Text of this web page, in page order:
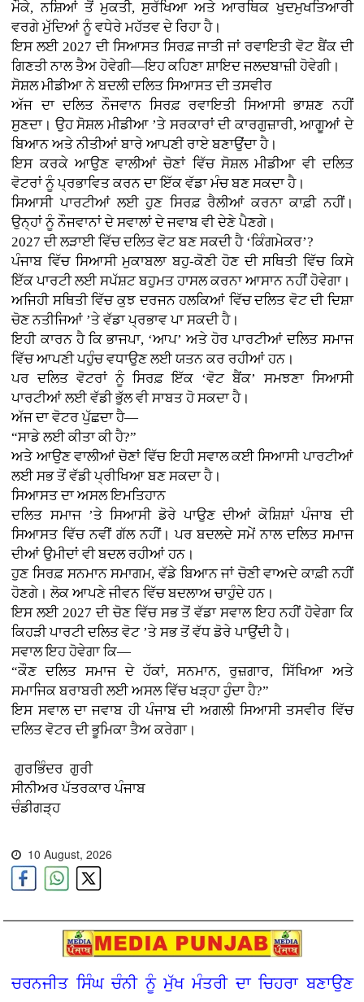
ਮੌਕੇ, ਨਸ਼ਿਆਂ ਤੋਂ ਮੁਕਤੀ, ਸੁਰੱਖਿਆ ਅਤੇ ਆਰਥਿਕ ਖੁਦਮੁਖਤਿਆਰੀ
ਵਰਗੇ ਮੁੱਦਿਆਂ ਨੂੰ ਵਧੇਰੇ ਮਹੱਤਵ ਦੇ ਰਿਹਾ ਹੈ।
ਇਸ ਲਈ 2027 ਦੀ ਸਿਆਸਤ ਸਿਰਫ਼ ਜਾਤੀ ਜਾਂ ਰਵਾਇਤੀ ਵੋਟ ਬੈਂਕ ਦੀ
ਗਿਣਤੀ ਨਾਲ ਤੈਅ ਹੋਵੇਗੀ—ਇਹ ਕਹਿਣਾ ਸ਼ਾਇਦ ਜਲਦਬਾਜ਼ੀ ਹੋਵੇਗੀ।
ਸੋਸ਼ਲ ਮੀਡੀਆ ਨੇ ਬਦਲੀ ਦਲਿਤ ਸਿਆਸਤ ਦੀ ਤਸਵੀਰ
ਅੱਜ ਦਾ ਦਲਿਤ ਨੌਜਵਾਨ ਸਿਰਫ਼ ਰਵਾਇਤੀ ਸਿਆਸੀ ਭਾਸ਼ਣ ਨਹੀਂ
ਸੁਣਦਾ। ਉਹ ਸੋਸ਼ਲ ਮੀਡੀਆ ’ਤੇ ਸਰਕਾਰਾਂ ਦੀ ਕਾਰਗੁਜ਼ਾਰੀ, ਆਗੂਆਂ ਦੇ
ਬਿਆਨ ਅਤੇ ਨੀਤੀਆਂ ਬਾਰੇ ਆਪਣੀ ਰਾਏ ਬਣਾਉਂਦਾ ਹੈ।
ਇਸ ਕਰਕੇ ਆਉਣ ਵਾਲੀਆਂ ਚੋਣਾਂ ਵਿੱਚ ਸੋਸ਼ਲ ਮੀਡੀਆ ਵੀ ਦਲਿਤ
ਵੋਟਰਾਂ ਨੂੰ ਪ੍ਰਭਾਵਿਤ ਕਰਨ ਦਾ ਇੱਕ ਵੱਡਾ ਮੰਚ ਬਣ ਸਕਦਾ ਹੈ।
ਸਿਆਸੀ ਪਾਰਟੀਆਂ ਲਈ ਹੁਣ ਸਿਰਫ਼ ਰੈਲੀਆਂ ਕਰਨਾ ਕਾਫ਼ੀ ਨਹੀਂ।
ਉਨ੍ਹਾਂ ਨੂੰ ਨੌਜਵਾਨਾਂ ਦੇ ਸਵਾਲਾਂ ਦੇ ਜਵਾਬ ਵੀ ਦੇਣੇ ਪੈਣਗੇ।
2027 ਦੀ ਲੜਾਈ ਵਿੱਚ ਦਲਿਤ ਵੋਟ ਬਣ ਸਕਦੀ ਹੈ ‘ਕਿੰਗਮੇਕਰ’?
ਪੰਜਾਬ ਵਿੱਚ ਸਿਆਸੀ ਮੁਕਾਬਲਾ ਬਹੁ-ਕੋਣੀ ਹੋਣ ਦੀ ਸਥਿਤੀ ਵਿੱਚ ਕਿਸੇ
ਇੱਕ ਪਾਰਟੀ ਲਈ ਸਪੱਸ਼ਟ ਬਹੁਮਤ ਹਾਸਲ ਕਰਨਾ ਆਸਾਨ ਨਹੀਂ ਹੋਵੇਗਾ।
ਅਜਿਹੀ ਸਥਿਤੀ ਵਿੱਚ ਕੁਝ ਦਰਜਨ ਹਲਕਿਆਂ ਵਿੱਚ ਦਲਿਤ ਵੋਟ ਦੀ ਦਿਸ਼ਾ
ਚੋਣ ਨਤੀਜਿਆਂ ’ਤੇ ਵੱਡਾ ਪ੍ਰਭਾਵ ਪਾ ਸਕਦੀ ਹੈ।
ਇਹੀ ਕਾਰਨ ਹੈ ਕਿ ਭਾਜਪਾ, ‘ਆਪ’ ਅਤੇ ਹੋਰ ਪਾਰਟੀਆਂ ਦਲਿਤ ਸਮਾਜ
ਵਿੱਚ ਆਪਣੀ ਪਹੁੰਚ ਵਧਾਉਣ ਲਈ ਯਤਨ ਕਰ ਰਹੀਆਂ ਹਨ।
ਪਰ ਦਲਿਤ ਵੋਟਰਾਂ ਨੂੰ ਸਿਰਫ਼ ਇੱਕ ‘ਵੋਟ ਬੈਂਕ’ ਸਮਝਣਾ ਸਿਆਸੀ
ਪਾਰਟੀਆਂ ਲਈ ਵੱਡੀ ਭੁੱਲ ਵੀ ਸਾਬਤ ਹੋ ਸਕਦਾ ਹੈ।
ਅੱਜ ਦਾ ਵੋਟਰ ਪੁੱਛਦਾ ਹੈ—
“ਸਾਡੇ ਲਈ ਕੀਤਾ ਕੀ ਹੈ?”
ਅਤੇ ਆਉਣ ਵਾਲੀਆਂ ਚੋਣਾਂ ਵਿੱਚ ਇਹੀ ਸਵਾਲ ਕਈ ਸਿਆਸੀ ਪਾਰਟੀਆਂ
ਲਈ ਸਭ ਤੋਂ ਵੱਡੀ ਪ੍ਰੀਖਿਆ ਬਣ ਸਕਦਾ ਹੈ।
ਸਿਆਸਤ ਦਾ ਅਸਲ ਇਮਤਿਹਾਨ
ਦਲਿਤ ਸਮਾਜ ’ਤੇ ਸਿਆਸੀ ਡੋਰੇ ਪਾਉਣ ਦੀਆਂ ਕੋਸ਼ਿਸ਼ਾਂ ਪੰਜਾਬ ਦੀ
ਸਿਆਸਤ ਵਿੱਚ ਨਵੀਂ ਗੱਲ ਨਹੀਂ। ਪਰ ਬਦਲਦੇ ਸਮੇਂ ਨਾਲ ਦਲਿਤ ਸਮਾਜ
ਦੀਆਂ ਉਮੀਦਾਂ ਵੀ ਬਦਲ ਰਹੀਆਂ ਹਨ।
ਹੁਣ ਸਿਰਫ਼ ਸਨਮਾਨ ਸਮਾਗਮ, ਵੱਡੇ ਬਿਆਨ ਜਾਂ ਚੋਣੀ ਵਾਅਦੇ ਕਾਫ਼ੀ ਨਹੀਂ
ਹੋਣਗੇ। ਲੋਕ ਆਪਣੇ ਜੀਵਨ ਵਿੱਚ ਬਦਲਾਅ ਚਾਹੁੰਦੇ ਹਨ।
ਇਸ ਲਈ 2027 ਦੀ ਚੋਣ ਵਿੱਚ ਸਭ ਤੋਂ ਵੱਡਾ ਸਵਾਲ ਇਹ ਨਹੀਂ ਹੋਵੇਗਾ ਕਿ
ਕਿਹੜੀ ਪਾਰਟੀ ਦਲਿਤ ਵੋਟ ’ਤੇ ਸਭ ਤੋਂ ਵੱਧ ਡੋਰੇ ਪਾਉਂਦੀ ਹੈ।
ਸਵਾਲ ਇਹ ਹੋਵੇਗਾ ਕਿ—
“ਕੌਣ ਦਲਿਤ ਸਮਾਜ ਦੇ ਹੱਕਾਂ, ਸਨਮਾਨ, ਰੁਜ਼ਗਾਰ, ਸਿੱਖਿਆ ਅਤੇ
ਸਮਾਜਿਕ ਬਰਾਬਰੀ ਲਈ ਅਸਲ ਵਿੱਚ ਖੜ੍ਹਾ ਹੁੰਦਾ ਹੈ?”
ਇਸ ਸਵਾਲ ਦਾ ਜਵਾਬ ਹੀ ਪੰਜਾਬ ਦੀ ਅਗਲੀ ਸਿਆਸੀ ਤਸਵੀਰ ਵਿੱਚ
ਦਲਿਤ ਵੋਟਰ ਦੀ ਭੂਮਿਕਾ ਤੈਅ ਕਰੇਗਾ।
ਗੁਰਭਿੰਦਰ ਗੁਰੀ
ਸੀਨੀਅਰ ਪੱਤਰਕਾਰ ਪੰਜਾਬ
ਚੰਡੀਗੜ੍ਹ
10 August, 2026
ਚਰਨਜੀਤ ਸਿੰਘ ਚੰਨੀ ਨੂੰ ਮੁੱਖ ਮੰਤਰੀ ਦਾ ਚਿਹਰਾ ਬਣਾਉਣ